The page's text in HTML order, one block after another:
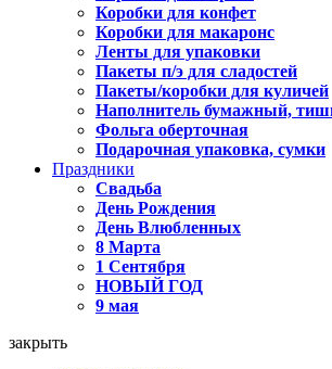
Коробки для конфет
Коробки для макаронс
Ленты для упаковки
Пакеты п/э для сладостей
Пакеты/коробки для куличей
Наполнитель бумажный,
Фольга оберточная
Подарочная упаковка, сумки
Праздники
Свадьба
День Рождения
День Влюбленных
8 Марта
1 Сентября
НОВЫЙ ГОД
9 мая
закрыть